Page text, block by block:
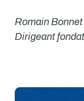
Romain Bonnet
Dirigeant